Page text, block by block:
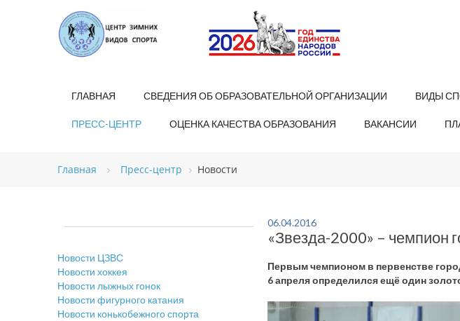
ГЛАВНАЯ СВЕДЕНИЯ ОБ ОБРАЗОВАТЕЛЬНОЙ ОРГАНИЗАЦИИ ВИДЫ
ПРЕСС-ЦЕНТР ОЦЕНКА КАЧЕСТВА ОБРАЗОВАНИЯ ВАКАНСИИ
Главная Пресс-центр Новости
06.04.2016
«Звезда-2000» – чемпион
Первым чемпионом в первенстве
6 апреля определился ещё один
Новости ЦЗВС
Новости хоккея
Новости лыжных гонок
Новости фигурного катания
Новости конькобежного спорта